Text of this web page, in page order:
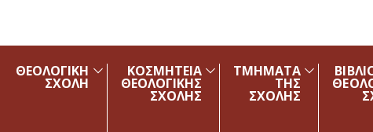
ΘΕΟΛΟΓΙΚΗ
ΣΧΟΛΗ
ΚΟΣΜΗΤΕΙΑ
ΘΕΟΛΟΓΙΚΗΣ
ΣΧΟΛΗΣ
ΤΜΗΜΑΤΑ
ΤΗΣ
ΣΧΟΛΗΣ